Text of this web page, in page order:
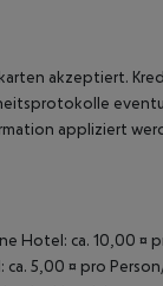
akzeptiert.
appliziert
Hotel: ca. 10,00 ¤
5,00 ¤ pro